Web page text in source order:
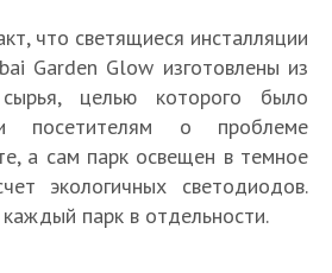
что светящиеся инсталляции
Garden Glow изготовлены из
сырья, целью которого было
посетителям о проблеме
а сам парк освещен в темное
экологичных светодиодов.
парк в отдельности.